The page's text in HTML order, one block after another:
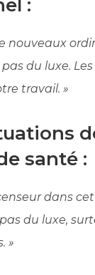
:
nouveaux
pas du luxe.
travail. »
santé :
dans
du luxe,
»